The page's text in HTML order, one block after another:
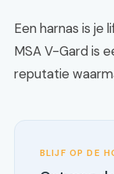
Een harnas is je
MSA V-Gard is
reputatie
BLIJF OP DE